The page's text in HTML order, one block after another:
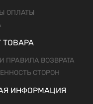
ОПЛАТЫ
ТОВАРА
ПРАВИЛА ВОЗВРАТА
СТОРОН
ИНФОРМАЦИЯ